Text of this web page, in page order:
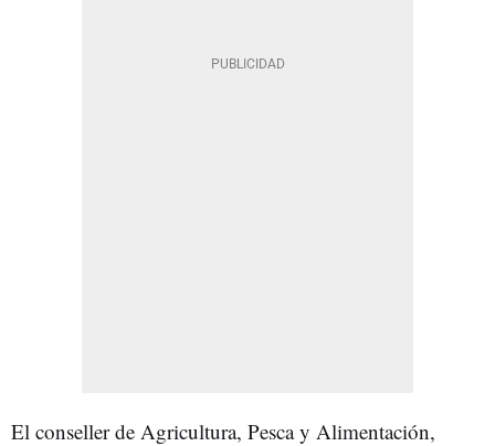
El conseller de Agricultura, Pesca y Alimentación,